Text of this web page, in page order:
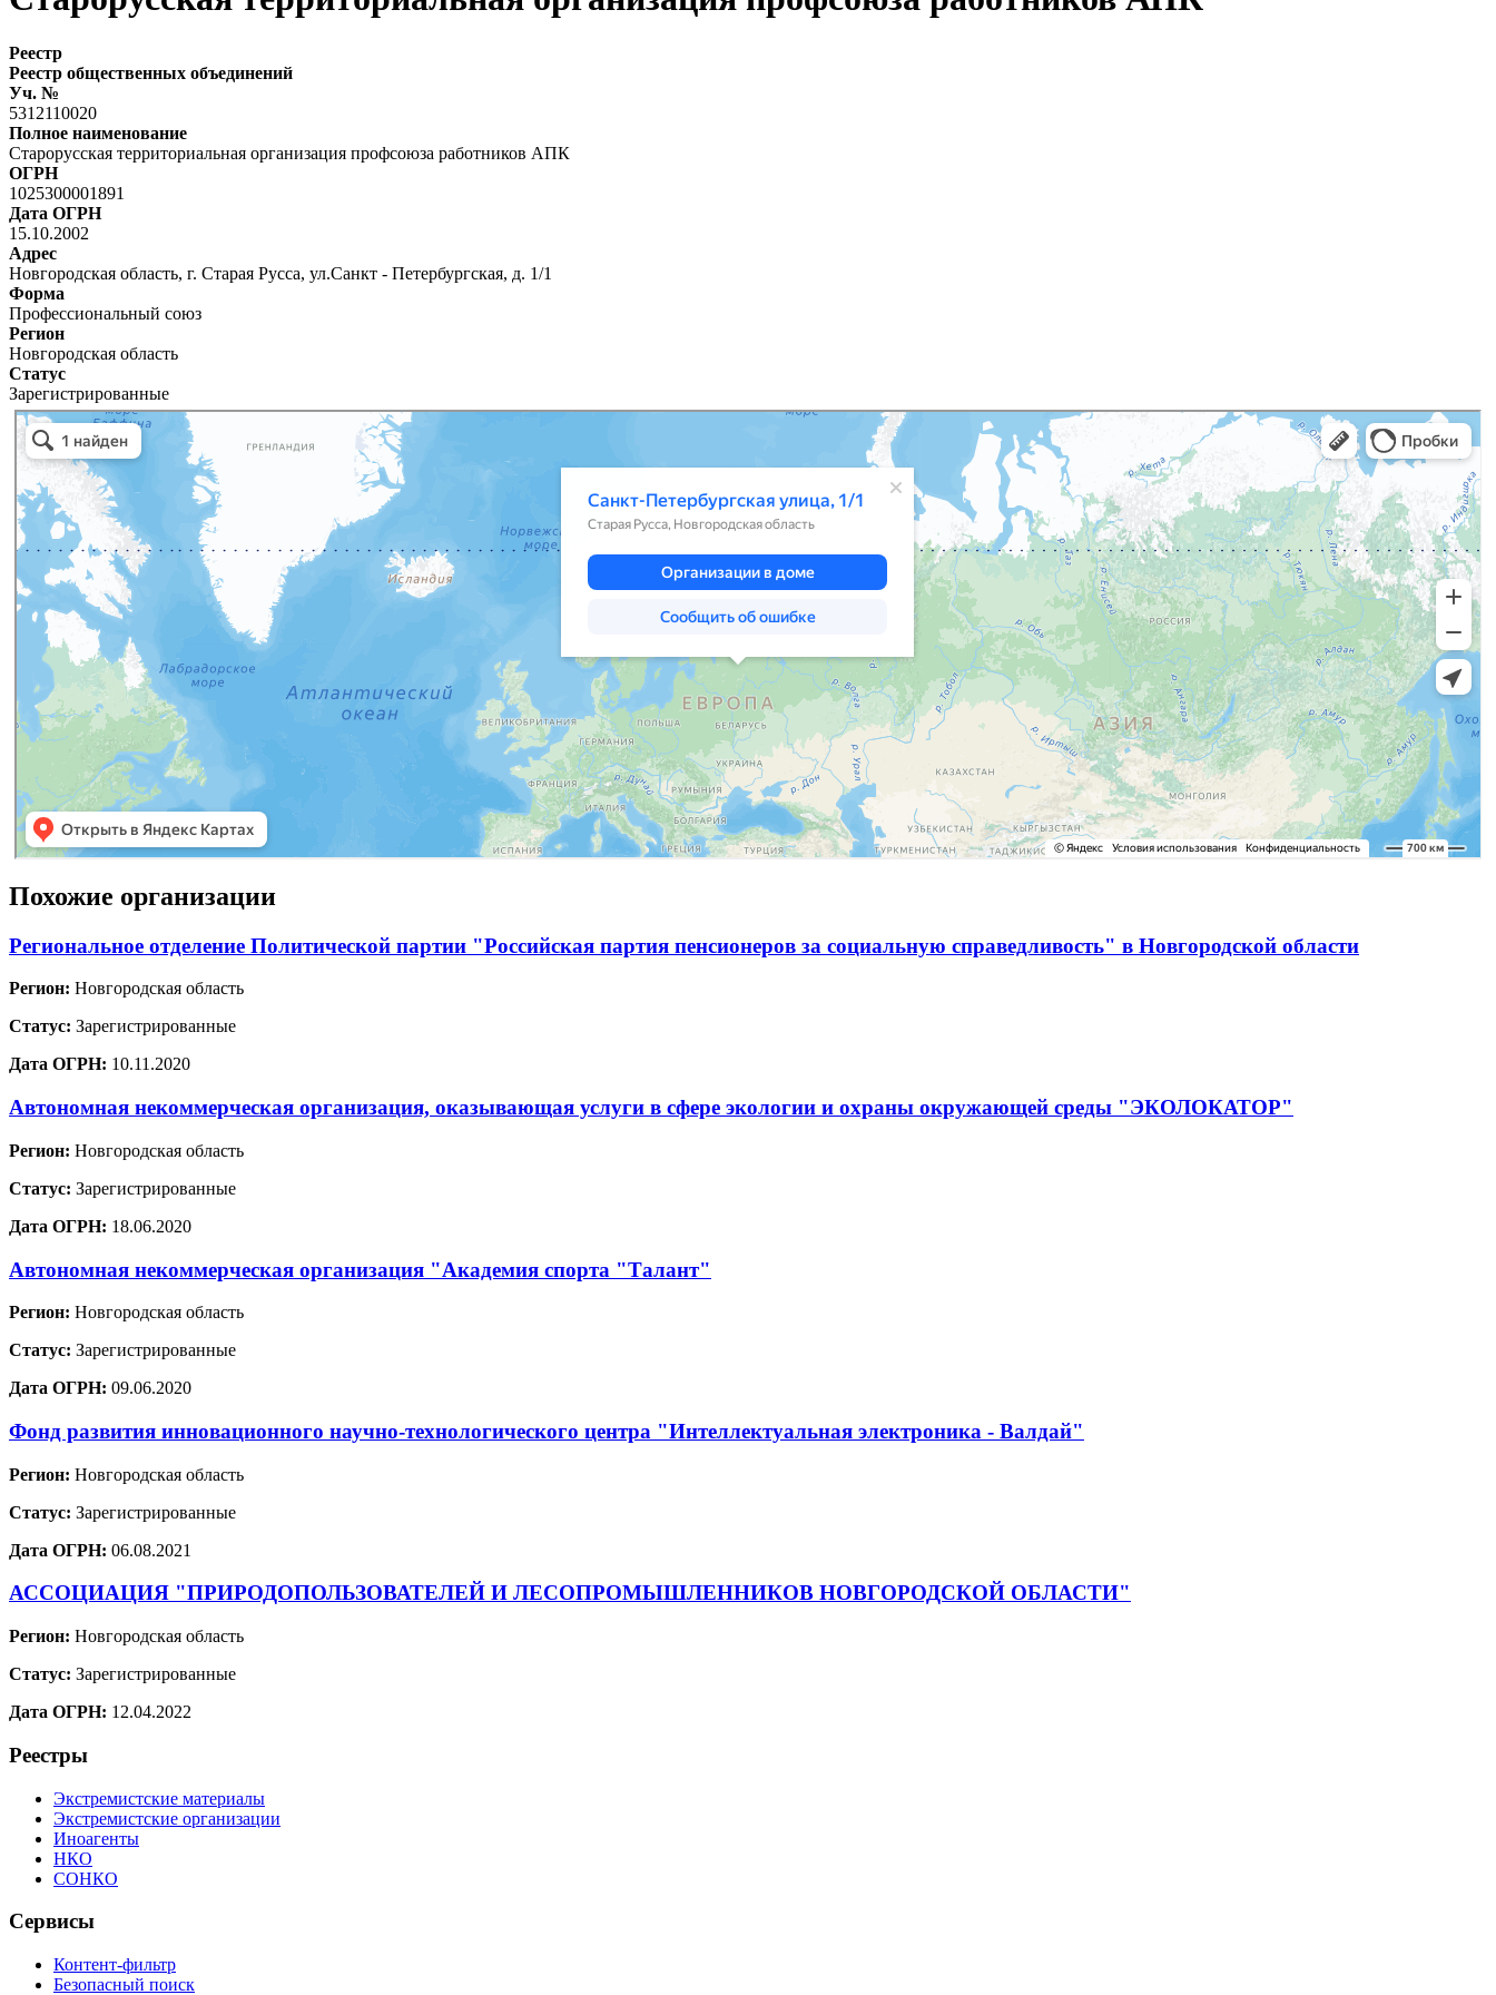
Реестр
Реестр общественных объединений
Уч. №
5312110020
Полное наименование
Старорусская территориальная организация профсоюза работников АПК
ОГРН
1025300001891
Дата ОГРН
15.10.2002
Адрес
Новгородская область, г. Старая Русса, ул.Санкт - Петербургская, д. 1/1
Форма
Профессиональный союз
Регион
Новгородская область
Статус
Зарегистрированные
Похожие организации
Региональное отделение Политической партии "Российская партия пенсионеров за социальную справедливость" в Новгородской области
Регион: Новгородская область
Статус: Зарегистрированные
Дата ОГРН: 10.11.2020
Автономная некоммерческая организация, оказывающая услуги в сфере экологии и охраны окружающей среды "ЭКОЛОКАТОР"
Регион: Новгородская область
Статус: Зарегистрированные
Дата ОГРН: 18.06.2020
Автономная некоммерческая организация "Академия спорта "Талант"
Регион: Новгородская область
Статус: Зарегистрированные
Дата ОГРН: 09.06.2020
Фонд развития инновационного научно-технологического центра "Интеллектуальная электроника - Валдай"
Регион: Новгородская область
Статус: Зарегистрированные
Дата ОГРН: 06.08.2021
АССОЦИАЦИЯ "ПРИРОДОПОЛЬЗОВАТЕЛЕЙ И ЛЕСОПРОМЫШЛЕННИКОВ НОВГОРОДСКОЙ ОБЛАСТИ"
Регион: Новгородская область
Статус: Зарегистрированные
Дата ОГРН: 12.04.2022
Реестры
Экстремистские материалы
Экстремистские организации
Иноагенты
НКО
СОНКО
Сервисы
Контент-фильтр
Безопасный поиск